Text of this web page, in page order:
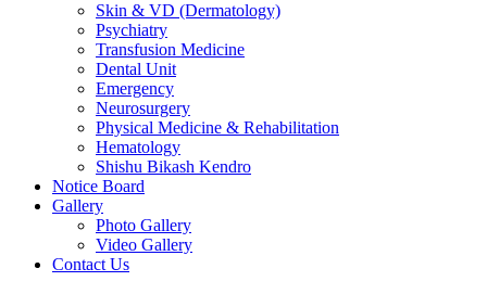
Skin & VD (Dermatology)
Psychiatry
Transfusion Medicine
Dental Unit
Emergency
Neurosurgery
Physical Medicine & Rehabilitation
Hematology
Shishu Bikash Kendro
Notice Board
Gallery
Photo Gallery
Video Gallery
Contact Us